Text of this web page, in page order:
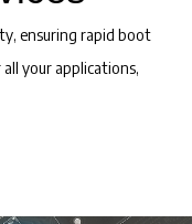
ensuring rapid boot
your applications,